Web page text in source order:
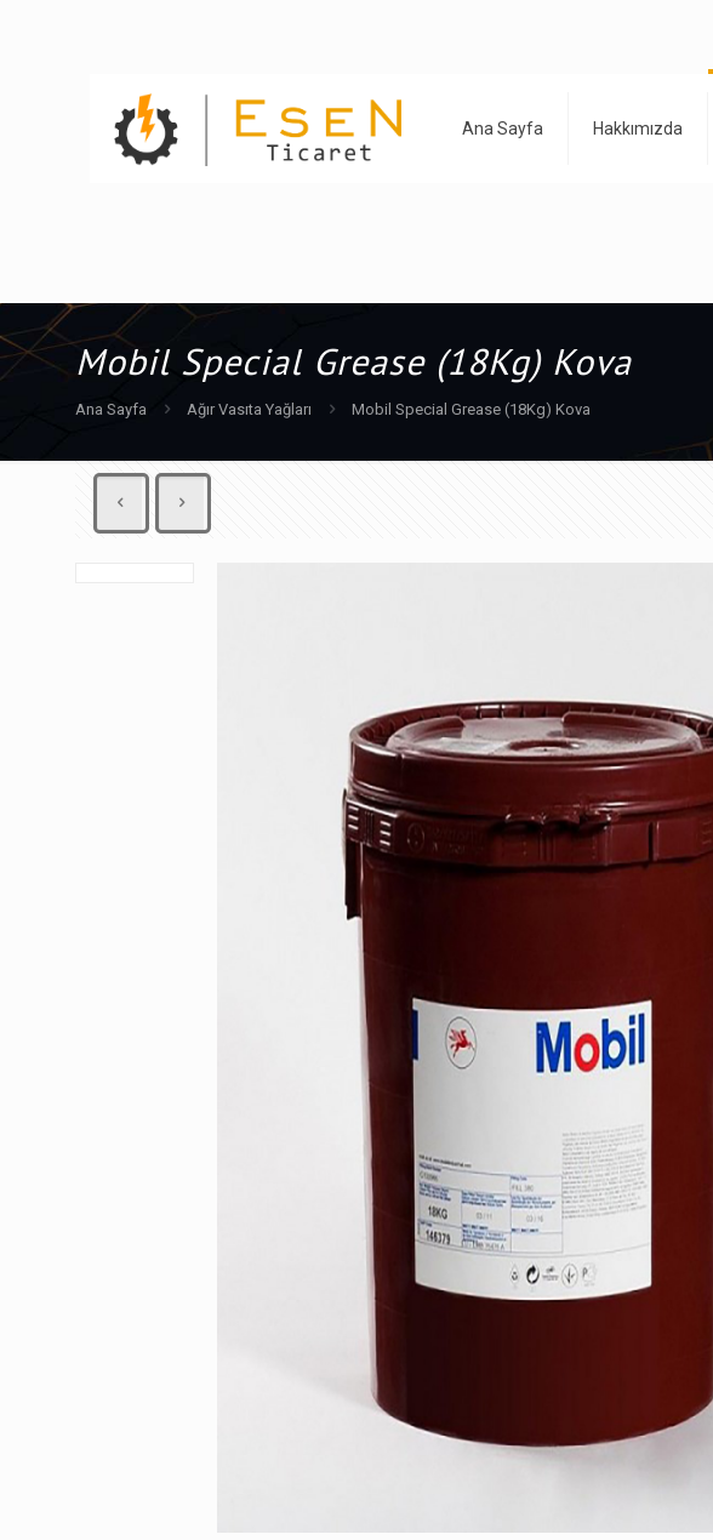
Ana Sayfa Hakkımızda
Mobil Special Grease (18Kg) Kova
Ana Sayfa Ağır Vasıta Yağları Mobil Special Grease (18Kg) Kova